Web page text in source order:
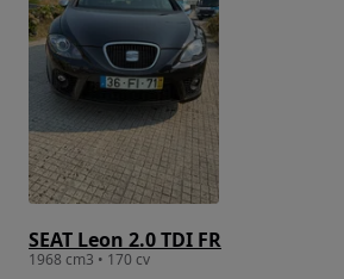
SEAT Leon 2.0 TDI FR
1968 cm3 • 170 cv